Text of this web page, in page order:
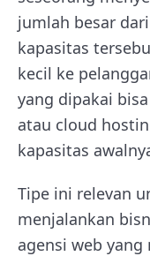
jumlah besar
kapasitas
kecil ke
yang dipakai
atau cloud
kapasitas
Tipe ini relevan
menjalankan
agensi web